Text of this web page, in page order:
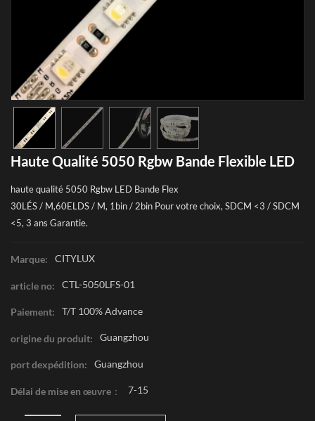
Haute Qualité 5050 Rgbw Bande Flexible LED
haute qualité 5050 Rgbw LED Bande Flex
30LÉS / M,60ELDS / M, 1bin / 2bin Pour votre choix, SDCM <3 / SDCM
<5, 3 ans Garantie.
Marque: CITYLUX
article no: CTL-5050LFS-01
Paiement: T/T 100% Advance
origine du produit: Guangzhou
port dexpédition: Guangzhou
Délai de mise en œuvre： 7-15